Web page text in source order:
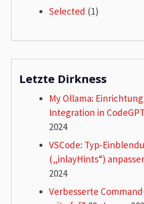
Selected (1)
Letzte Dirkness
My Ollama:
Integration in CodeGPT
2024
VSCode: Typ-
(„inlayHints“)
2024
Verbesserte